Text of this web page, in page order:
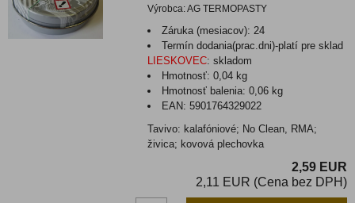
Výrobca:AG TERMOPASTY
Záruka (mesiacov): 24
Termín dodania(prac.dni)-platí pre sklad
LIESKOVEC: skladom
Hmotnosť:0,04 kg
Hmotnosť balenia:0,06 kg
EAN:5901764329022
Tavivo: kalafóniové; No Clean, RMA;
živica; kovová plechovka
2,59 EUR
2,11 EUR (Cena bez DPH)